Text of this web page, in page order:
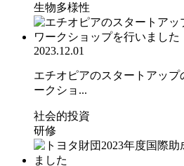
生物多様性
2023.12.01
エチオピアのスタートアッ
ークショ...
社会的投資
研修